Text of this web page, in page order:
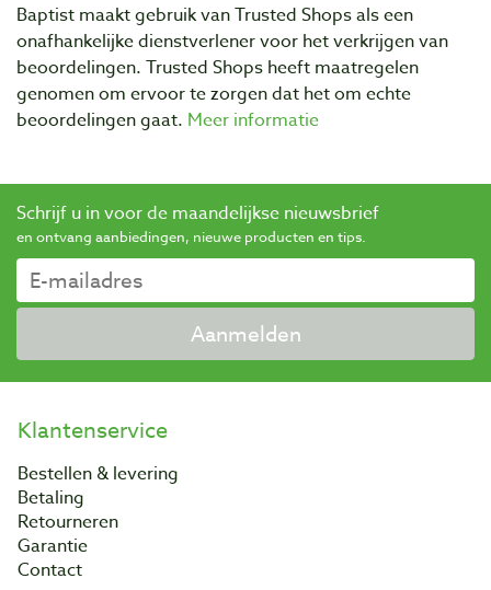
Baptist maakt gebruik van Trusted Shops als een
onafhankelijke dienstverlener voor het verkrijgen van
beoordelingen. Trusted Shops heeft maatregelen
genomen om ervoor te zorgen dat het om echte
beoordelingen gaat. Meer informatie
Schrijf u in voor de maandelijkse nieuwsbrief
en ontvang aanbiedingen, nieuwe producten en tips.
Aanmelden
Klantenservice
Bestellen & levering
Betaling
Retourneren
Garantie
Contact